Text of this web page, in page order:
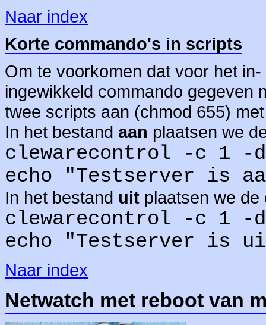
Naar index
Korte commando's in scripts
Om te voorkomen dat voor het
ingewikkeld commando gegeven
twee scripts aan (chmod 655)
In het bestand aan plaatsen we
clewarecontrol -c 1 -
echo "Testserver is
In het bestand uit plaatsen we de
clewarecontrol -c 1 -
echo "Testserver is
Naar index
Netwatch met reboot van